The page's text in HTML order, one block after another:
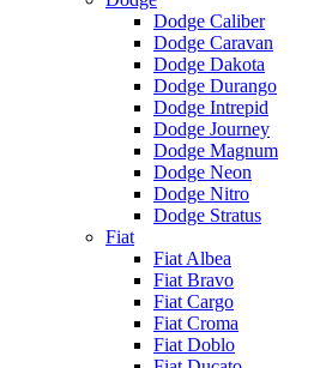
Dodge Caliber
Dodge Caravan
Dodge Dakota
Dodge Durango
Dodge Intrepid
Dodge Journey
Dodge Magnum
Dodge Neon
Dodge Nitro
Dodge Stratus
Fiat
Fiat Albea
Fiat Bravo
Fiat Cargo
Fiat Croma
Fiat Doblo